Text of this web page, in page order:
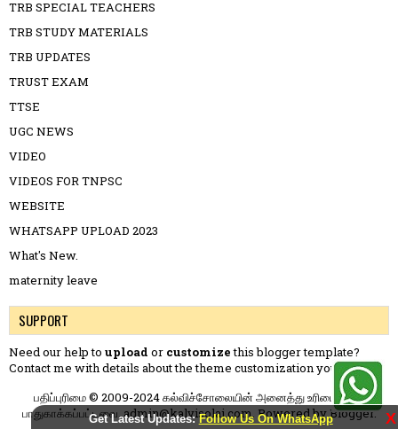
Get Latest Updates:Follow Us On WhatsApp X
TRB SPECIAL TEACHERS
TRB STUDY MATERIALS
TRB UPDATES
TRUST EXAM
TTSE
UGC NEWS
VIDEO
VIDEOS FOR TNPSC
WEBSITE
WHATSAPP UPLOAD 2023
What's New.
maternity leave
SUPPORT
Need our help to upload or customizethis blogger template?
Contact me with details about the theme customization you need.
பதிப்புரிமை © 2009-2024 கல்விச்சோலையின் அனைத்து உரிமைகளும்
பாதுகாக்கப்பட்டவை. admin@kalvisolai.com. Powered byBlogger.